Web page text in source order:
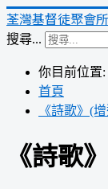
荃灣基督徒聚會所
搜尋...
你目前位置:
首頁
《詩歌》(
《詩歌